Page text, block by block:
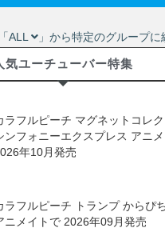
ALL 」から特定のグループに
気ユーチューバー特集
ラフルピーチ マグネットコレ
ンフォニーエクスプレス アニ
年10月発売
ラフルピーチ トランプ からぴ
ニメイトで 2026年09月発売